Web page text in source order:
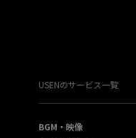
USENのサービス一覧
BGM・映像